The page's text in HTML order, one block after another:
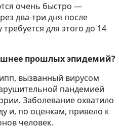
очень быстро —
два-три дня после
для этого до 14
прошлых эпидемий?
вызванный вирусом
пандемией
Заболевание охватило
и, по оценкам, привело к
человек.